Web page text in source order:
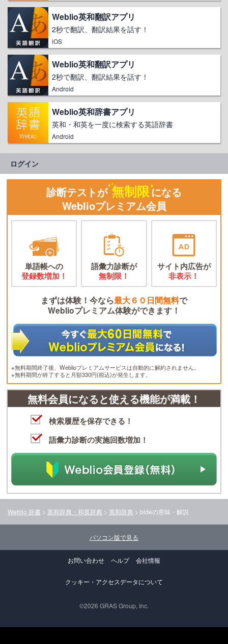
Weblio英和翻訳アプリ
2秒で翻訳、翻訳結果を話す！
iOS
Weblio英和翻訳アプリ
2秒で翻訳、翻訳結果を話す！
Android
Weblio英和辞書アプリ
英和・和英を一度に検索する英語辞書
Android
ログイン
診断テストが 無制限になる
Weblioプレミアム会員
単語帳への
登録数増加！
語彙力診断が
無制限！
サイト内広告が
非表示！
まずは体験！今なら最大６０日間無料で
Weblioプレミアム体験ができます！
※無料期間終了後、Weblioプレミアムサービスは自動的に解約されません。
※無料期間が終了すると月額330円(税込)が発生します。
無料会員になると使える機能が満載！
検索履歴を保存できる！
語彙力診断の実施回数増加！
Weblio 辞書 > 英和辞典・和英辞典 > 英和辞典 > bideの意味・解説
パソコン版で見る
お問い合わせ ヘルプ 会社情報
クッキー・アクセスデータについて
©2026 GRAS Group, Inc.